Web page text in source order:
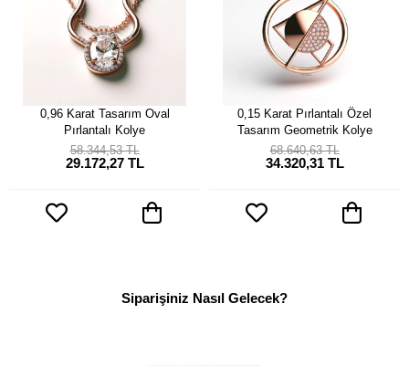
0,96 Karat Tasarım Oval
Pırlantalı Kolye
29.172,27 TL
58.344,53 TL
0,15 Karat Pırlantalı Özel
Tasarım Geometrik Kolye
34.320,31 TL
68.640,63 TL
Siparişiniz Nasıl Gelecek?